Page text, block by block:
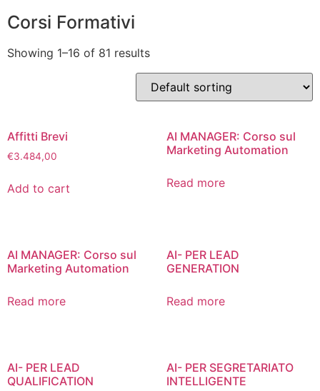
Corsi Formativi
Showing 1–16 of 81 results
Affitti Brevi
€3.484,00
Add to cart
AI MANAGER: Corso sul
Marketing Automation
Read more
AI MANAGER: Corso sul
Marketing Automation
Read more
AI- PER LEAD
GENERATION
Read more
AI- PER LEAD
QUALIFICATION
AI- PER SEGRETARIATO
INTELLIGENTE